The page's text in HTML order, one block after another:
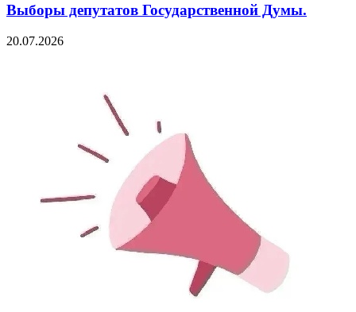
Выборы депутатов Государственной Думы.
20.07.2026